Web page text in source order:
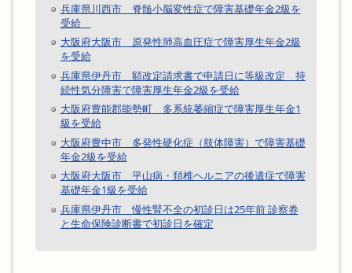
兵庫県川西市 脊髄小脳変性症で障害基礎年金2級を
受給
大阪府大阪市 原発性肺高血圧症で障害厚生年金2級
を受給
兵庫県伊丹市 額改定請求書で申請日に等級改定 持
続性気分障害で障害厚生年金2級を受給
大阪府豊能郡能勢町 多系統萎縮症で障害厚生年金1
級を受給
大阪府豊中市 多発性硬化症（肢体障害）で障害基礎
年金2級を受給
大阪府大阪市 平山病・頚椎ヘルニアの後遺症で障害
基礎年金1級を受給
兵庫県伊丹市 慢性腎不全の初診日は25年前 診察券
と生命保険診断書で初診日を確定